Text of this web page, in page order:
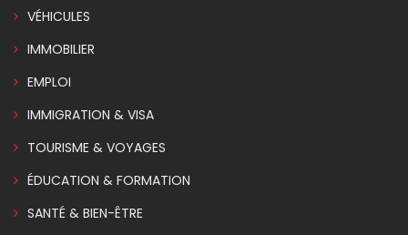
VÉHICULES
IMMOBILIER
EMPLOI
IMMIGRATION & VISA
TOURISME & VOYAGES
ÉDUCATION & FORMATION
SANTÉ & BIEN-ÊTRE